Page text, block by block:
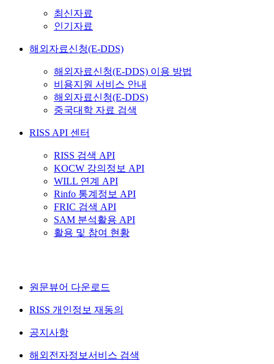
최신자료
인기자료
해외자료신청(E-DDS)
해외자료신청(E-DDS) 이용 방법
비용지원 서비스 안내
해외자료신청(E-DDS)
중국대학 자료 검색
RISS API 센터
RISS 검색 API
KOCW 강의정보 API
WILL 연계 API
Rinfo 통계정보 API
FRIC 검색 API
SAM 분석활용 API
활용 및 참여 현황
원문뷰어 다운로드
RISS 개인정보 재동의
공지사항
해외전자정보서비스 검색